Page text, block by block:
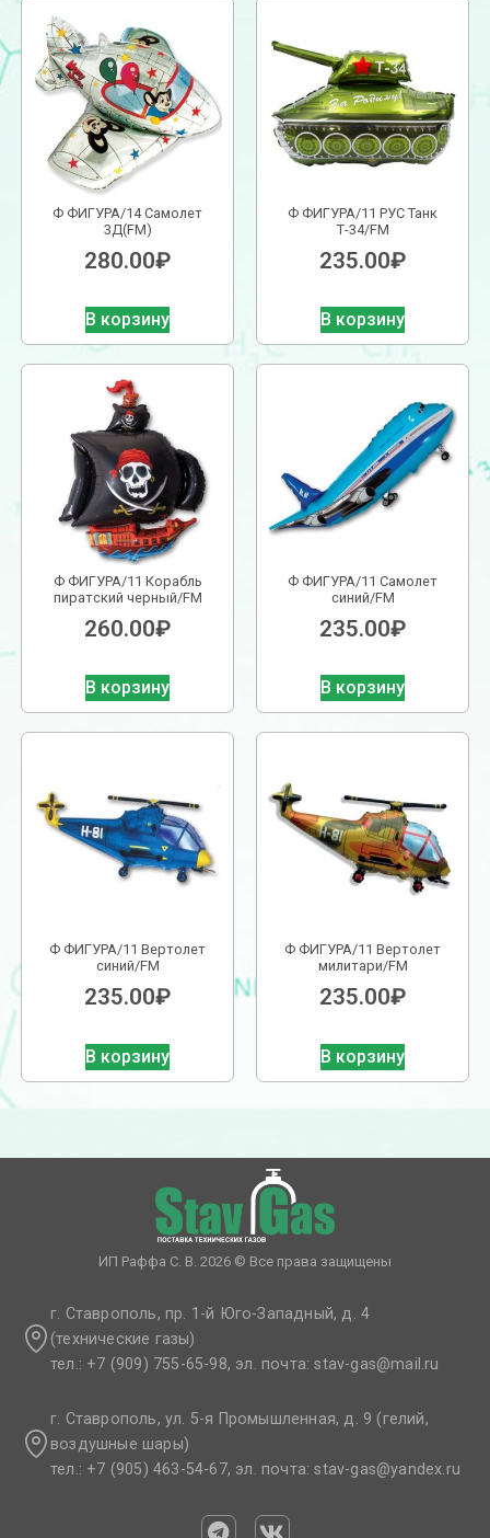
Ф ФИГУРА/14 Самолет
3Д(FM)
280.00₽
В корзину
Ф ФИГУРА/11 РУС Танк
Т-34/FM
235.00₽
В корзину
Ф ФИГУРА/11 Корабль
пиратский черный/FM
260.00₽
В корзину
Ф ФИГУРА/11 Самолет
синий/FM
235.00₽
В корзину
Ф ФИГУРА/11 Вертолет
синий/FM
235.00₽
В корзину
Ф ФИГУРА/11 Вертолет
милитари/FM
235.00₽
В корзину
ИП Раффа С. В. 2026 © Все права защищены
г. Ставрополь, пр. 1-й Юго-Западный, д. 4
(технические газы)
тел.: +7 (909) 755-65-98, эл. почта: stav-gas@mail.ru​
г. Ставрополь, ул. 5-я Промышленная, д. 9 (гелий,
воздушные шары)
тел.: +7 (905) 463-54-67, эл. почта: stav-gas@yandex.ru​